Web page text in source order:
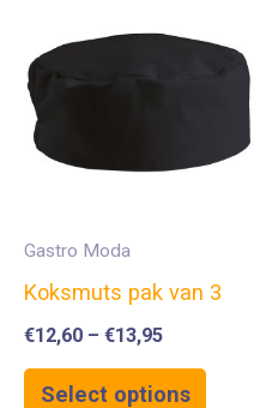
Gastro Moda
Koksmuts pak van 3
€12,60 – €13,95
Select options